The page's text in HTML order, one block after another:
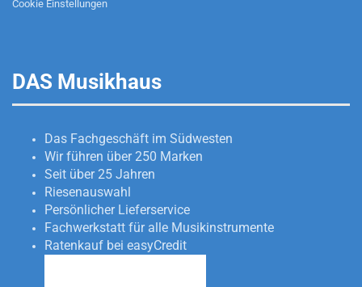
Cookie Einstellungen
DAS Musikhaus
Das Fachgeschäft im Südwesten
Wir führen über 250 Marken
Seit über 25 Jahren
Riesenauswahl
Persönlicher Lieferservice
Fachwerkstatt für alle Musikinstrumente
Ratenkauf bei easyCredit